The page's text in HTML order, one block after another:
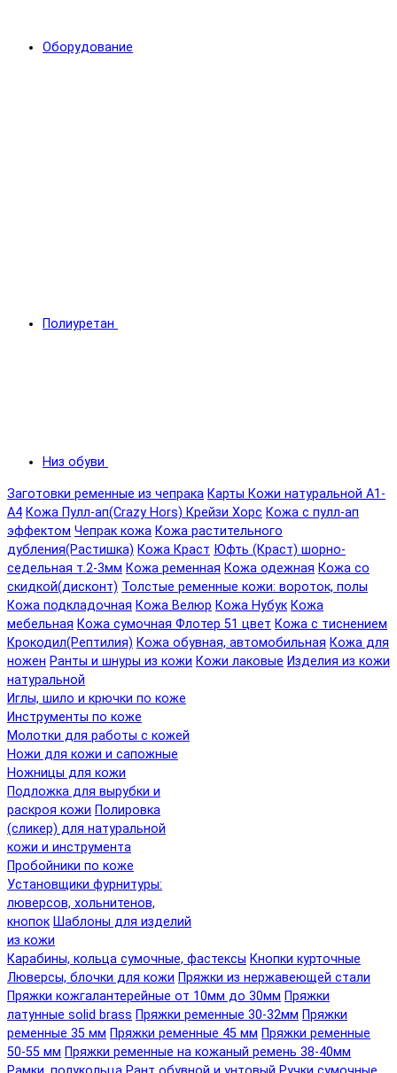
Оборудование
Полиуретан
Низ обуви
Заготовки ременные из чепрака Карты Кожи натуральной А1-
А4 Кожа Пулл-ап(Crazy Hors) Крейзи Хорс Кожа с пулл-ап
эффектом Чепрак кожа Кожа растительного
дубления(Растишка) Кожа Краст Юфть (Краст) шорно-
седельная т.2-3мм Кожа ременная Кожа одежная Кожа со
скидкой(дисконт) Толстые ременные кожи: вороток, полы
Кожа подкладочная Кожа Велюр Кожа Нубук Кожа
мебельная Кожа сумочная Флотер 51 цвет Кожа с тиснением
Крокодил(Рептилия) Кожа обувная, автомобильная Кожа для
ножен Ранты и шнуры из кожи Кожи лаковые Изделия из кожи
натуральной
Иглы, шило и крючки по коже
Инструменты по коже
Молотки для работы с кожей
Ножи для кожи и сапожные
Ножницы для кожи
Подложка для вырубки и
раскроя кожи Полировка
(сликер) для натуральной
кожи и инструмента
Пробойники по коже
Установщики фурнитуры:
люверсов, хольнитенов,
кнопок Шаблоны для изделий
из кожи
Карабины, кольца сумочные, фастексы Кнопки курточные
Люверсы, блочки для кожи Пряжки из нержавеющей стали
Пряжки кожгалантерейные от 10мм до 30мм Пряжки
латунные solid brass Пряжки ременные 30-32мм Пряжки
ременные 35 мм Пряжки ременные 45 мм Пряжки ременные
50-55 мм Пряжки ременные на кожаный ремень 38-40мм